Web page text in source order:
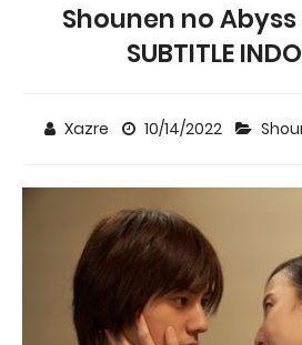
Shounen no
SUBTITLE
Xazre 10/14/2022